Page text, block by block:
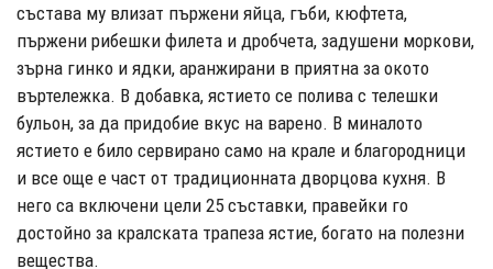
състава му влизат пържени яйца, гъби, кюфтета,
пържени рибешки филета и дробчета, задушени моркови,
зърна гинко и ядки, аранжирани в приятна за окото
въртележка. В добавка, ястието се полива с телешки
бульон, за да придобие вкус на варено. В миналото
ястието е било сервирано само на крале и благородници
и все още е част от традиционната дворцова кухня. В
него са включени цели 25 съставки, правейки го
достойно за кралската трапеза ястие, богато на полезни
вещества.